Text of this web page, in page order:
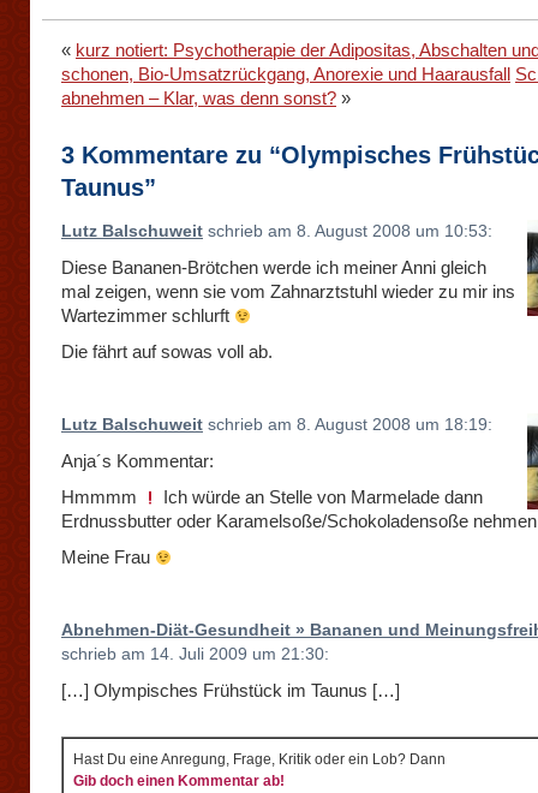
« kurz notiert: Psychotherapie der Adipositas, Abschalten
schonen, Bio-Umsatzrückgang, Anorexie und Haarausfall
abnehmen – Klar, was denn sonst? »
3 Kommentare zu “Olympisches
Taunus”
Lutz Balschuweit schrieb am 8. August 2008 um 10:53:
Diese Bananen-Brötchen werde ich meiner Anni gleich
mal zeigen, wenn sie vom Zahnarztstuhl wieder zu mir ins
Wartezimmer schlurft
Die fährt auf sowas voll ab.
Lutz Balschuweit schrieb am 8. August 2008 um 18:19:
Anja´s Kommentar:
Hmmmm
Ich würde an Stelle von Marmelade dann
Erdnussbutter oder Karamelsoße/Schokoladensoße
Meine Frau
Abnehmen-Diät-Gesundheit » Bananen und
schrieb am 14. Juli 2009 um 21:30:
[…] Olympisches Frühstück im Taunus […]
Hast Du eine Anregung, Frage, Kritik oder ein Lob? Dann
Gib doch einen Kommentar ab!